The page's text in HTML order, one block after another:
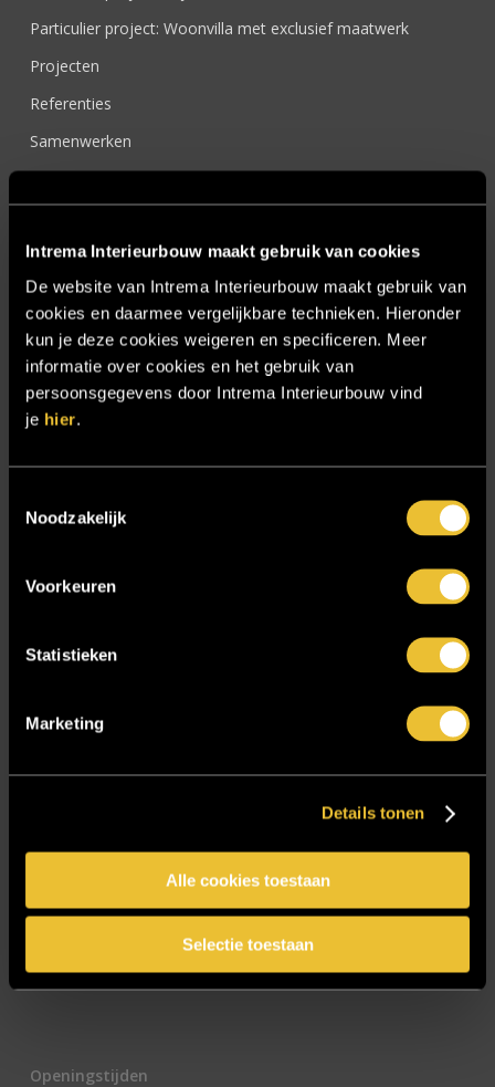
Intrema Interieurbouw maakt gebruik van cookies
De website van Intrema Interieurbouw maakt gebruik van
cookies en daarmee vergelijkbare technieken. Hieronder
kun je deze cookies weigeren en specificeren. Meer
informatie over cookies en het gebruik van
persoonsgegevens door Intrema Interieurbouw vind
je hier.
Noodzakelijk
Voorkeuren
Statistieken
Marketing
Details tonen
Alle cookies toestaan
Selectie toestaan
Particulier project: Woonvilla met exclusief maatwerk
Projecten
Referenties
Samenwerken
Sensire
SIDN
Trebbe MiddenWest
TV lift
Twentsch Hooratelier
Vacature Allround monteur interieurbouwer
CAPTCHA
Openingstijden